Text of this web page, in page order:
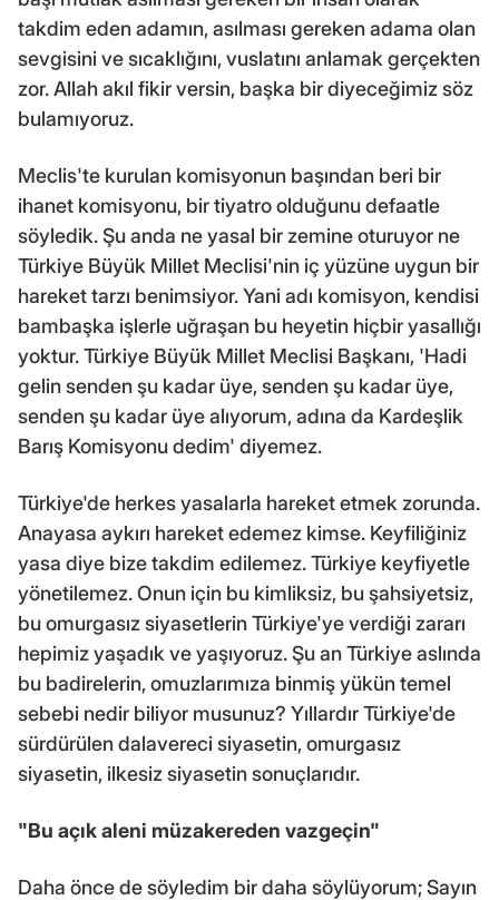
takdim eden adamın, asılması gereken adama olan
sevgisini ve sıcaklığını, vuslatını anlamak gerçekten
zor. Allah akıl fikir versin, başka bir diyeceğimiz söz
bulamıyoruz.
Meclis'te kurulan komisyonun başından beri bir
ihanet komisyonu, bir tiyatro olduğunu defaatle
söyledik. Şu anda ne yasal bir zemine oturuyor ne
Türkiye Büyük Millet Meclisi'nin iç yüzüne uygun bir
hareket tarzı benimsiyor. Yani adı komisyon, kendisi
bambaşka işlerle uğraşan bu heyetin hiçbir yasallığı
yoktur. Türkiye Büyük Millet Meclisi Başkanı, 'Hadi
gelin senden şu kadar üye, senden şu kadar üye,
senden şu kadar üye alıyorum, adına da Kardeşlik
Barış Komisyonu dedim' diyemez.
Türkiye'de herkes yasalarla hareket etmek zorunda.
Anayasa aykırı hareket edemez kimse. Keyfiliğiniz
yasa diye bize takdim edilemez. Türkiye keyfiyetle
yönetilemez. Onun için bu kimliksiz, bu şahsiyetsiz,
bu omurgasız siyasetlerin Türkiye'ye verdiği zararı
hepimiz yaşadık ve yaşıyoruz. Şu an Türkiye aslında
bu badirelerin, omuzlarımıza binmiş yükün temel
sebebi nedir biliyor musunuz? Yıllardır Türkiye'de
sürdürülen dalavereci siyasetin, omurgasız
siyasetin, ilkesiz siyasetin sonuçlarıdır.
"Bu açık aleni müzakereden vazgeçin"
Daha önce de söyledim bir daha söylüyorum; Sayın